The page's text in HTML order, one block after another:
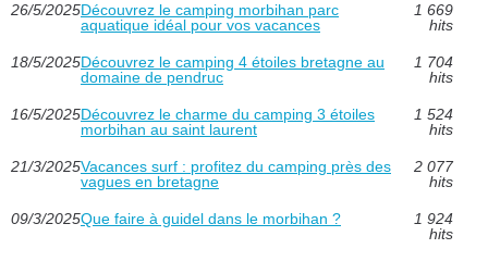
26/5/2025Découvrez le camping morbihan parc
aquatique idéal pour vos vacances
1 669
hits
18/5/2025Découvrez le camping 4 étoiles bretagne au
domaine de pendruc
1 704
hits
16/5/2025Découvrez le charme du camping 3 étoiles
morbihan au saint laurent
1 524
hits
21/3/2025Vacances surf : profitez du camping près des
vagues en bretagne
2 077
hits
09/3/2025Que faire à guidel dans le morbihan ?
1 924
hits